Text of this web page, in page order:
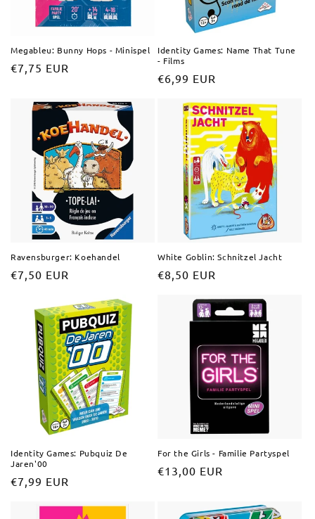
Megableu: Bunny Hops - Minispel
Normale
€7,75 EUR
Identity Games: Name That Tune
- Films
Normale
€6,99 EUR
Ravensburger: Koehandel
Normale
€7,50 EUR
White Goblin: Schnitzel Jacht
Normale
€8,50 EUR
Identity Games: Pubquiz De
Jaren'00
Normale
€7,99 EUR
For the Girls - Familie Partyspel
Normale
€13,00 EUR